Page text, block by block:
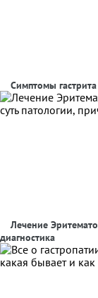
Симптомы
Лечение
диагностика